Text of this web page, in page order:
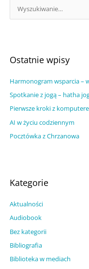
z
a
d
l
a
Ostatnie wpisy
Harmonogram wsparcia –
Spotkanie z jogą – hatha
Pierwsze kroki z
AI w życiu codziennym
Pocztówka z Chrzanowa
Kategorie
Aktualności
Audiobook
Bez kategorii
Bibliografia
Biblioteka w mediach
u
p
i
s
ó